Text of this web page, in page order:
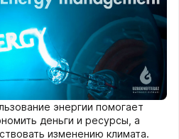
энергии помогает
деньги и ресурсы, а
изменению климата.